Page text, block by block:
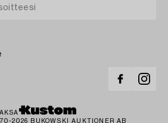
2026 BUKOWSKI AUKTIONER AB